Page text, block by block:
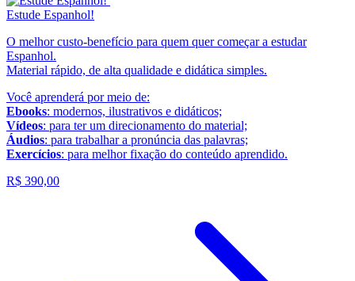
Estude Espanhol!
O melhor custo-benefício para quem quer começar a estudar
Espanhol.
Material rápido, de alta qualidade e didática simples.
Você aprenderá por meio de:
Ebooks: modernos, ilustrativos e didáticos;
Vídeos: para ter um direcionamento do material;
Áudios: para trabalhar a pronúncia das palavras;
Exercícios: para melhor fixação do conteúdo aprendido.
R$ 390,00